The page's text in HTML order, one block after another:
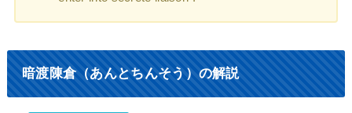
暗渡陳倉（あんとちんそう）の解説